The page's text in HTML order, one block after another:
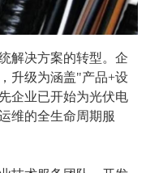
解决方案的转型。企
升级为涵盖"产品+设
企业已开始为光伏电
维的全生命周期服